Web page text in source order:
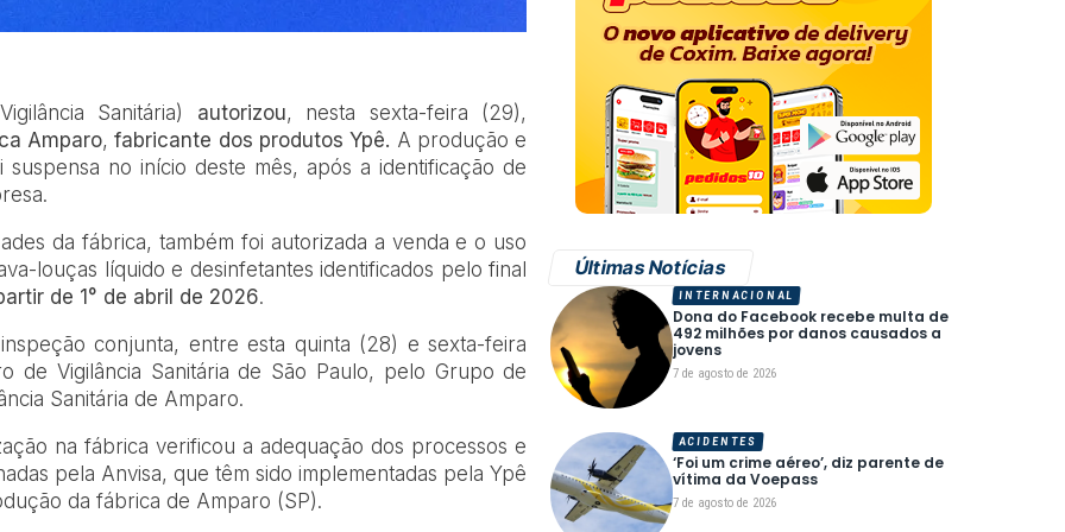
Sanitária) autorizou, nesta sexta-feira (29),
Amparo,fabricante dos produtos Ypê. A produção e
no início deste mês, após a identificação de
da fábrica, também foi autorizada a venda e o uso
louças líquido e desinfetantes identificados pelo final
de 1° de abril de 2026.
conjunta, entre esta quinta (28) e sexta-feira
de Vigilância Sanitária de São Paulo, pelo Grupo de
Sanitária de Amparo.
na fábrica verificou a adequação dos processos e
pela Anvisa, que têm sido implementadas pela Ypê
da fábrica de Amparo (SP).
Últimas Notícias
Dona do Facebook recebe multa de
492 milhões por danos causados a
jovens
7 de agosto de 2026
INTERNACIONAL
‘Foi um crime aéreo’, diz parente de
vítima da Voepass
7 de agosto de 2026
ACIDENTES